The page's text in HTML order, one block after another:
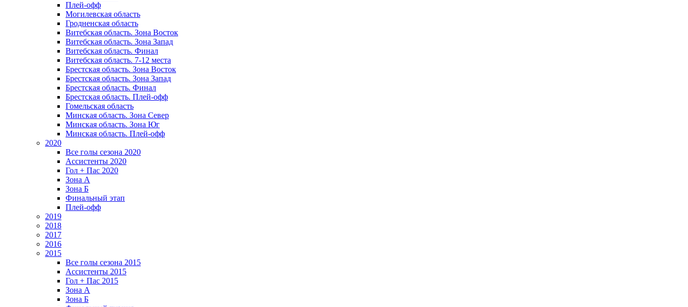
Плей-офф
Могилевская область
Гродненская область
Витебская область. Зона Восток
Витебская область. Зона Запад
Витебская область. Финал
Витебская область. 7-12 места
Брестская область. Зона Восток
Брестская область. Зона Запад
Брестская область. Финал
Брестская область. Плей-офф
Гомельская область
Минская область. Зона Север
Минская область. Зона Юг
Минская область. Плей-офф
2020
Все голы сезона 2020
Ассистенты 2020
Гол + Пас 2020
Зона А
Зона Б
Финальный этап
Плей-офф
2019
2018
2017
2016
2015
Все голы сезона 2015
Ассистенты 2015
Гол + Пас 2015
Зона А
Зона Б